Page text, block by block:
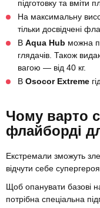
підготовку та вміти
На максимальну
тільки досвідчені
В Aqua Hub можна
глядачів. Також
вагою — від 40 кг.
В Osocor Extreme
Чому варто
флайборді
Екстремали зможуть
відчути себе
Щоб опанувати базові
потрібна спеціальна